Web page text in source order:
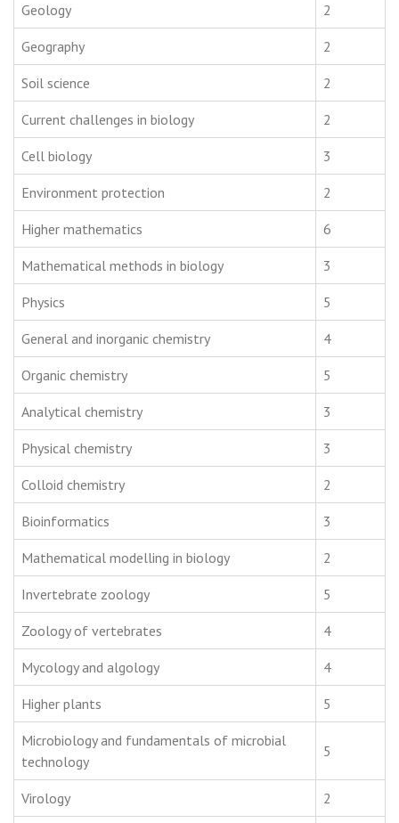
Geology 2
Geography 2
Soil science 2
Current challenges in biology 2
Cell biology 3
Environment protection 2
Higher mathematics 6
Mathematical methods in biology 3
Physics 5
General and inorganic chemistry 4
Organic chemistry 5
Analytical chemistry 3
Physical chemistry 3
Colloid chemistry 2
Bioinformatics 3
Mathematical modelling in biology 2
Invertebrate zoology 5
Zoology of vertebrates 4
Mycology and algology 4
Higher plants 5
Microbiology and fundamentals of microbial
technology
5
Virology 2